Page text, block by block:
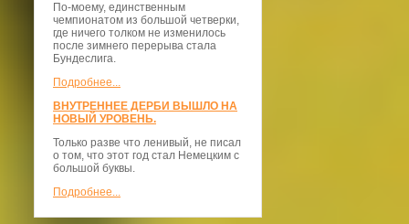
По-моему, единственным
чемпионатом из большой четверки,
где ничего толком не изменилось
после зимнего перерыва стала
Бундеслига.
Подробнее...
ВНУТРЕННЕЕ ДЕРБИ ВЫШЛО НА
НОВЫЙ УРОВЕНЬ.
Только разве что ленивый, не писал
о том, что этот год стал Немецким с
большой буквы.
Подробнее...